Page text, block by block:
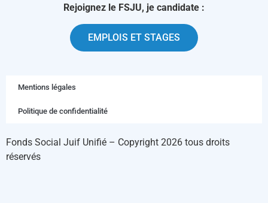
Rejoignez le FSJU, je candidate :
EMPLOIS ET STAGES
Mentions légales
Politique de confidentialité
Fonds Social Juif Unifié – Copyright 2026 tous droits
réservés